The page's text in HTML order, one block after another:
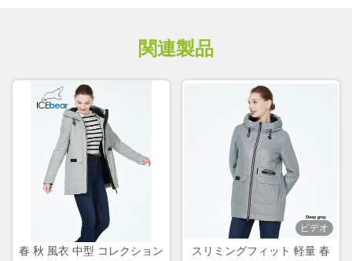
関連製品
春 秋 風衣 中型 コレクション
ビデオ
スリミングフィット 軽量 春